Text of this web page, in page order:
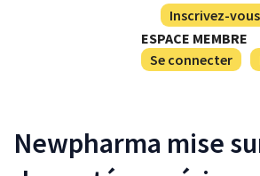
Inscrivez-
ESPACE MEMBRE
Se connecter
Newpharma mise